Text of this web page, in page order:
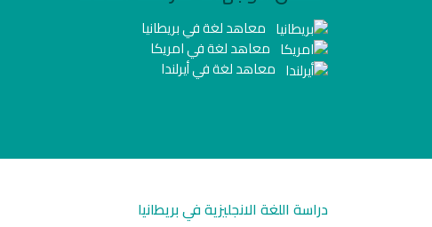
معاهد لغة في بريطانيا
معاهد لغة في امريكا
معاهد لغة في أيرلندا
دراسة اللغة الانجليزية في بريطانيا